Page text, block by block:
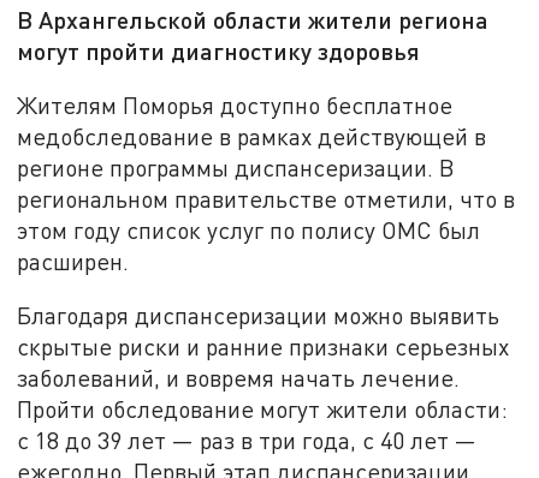
В Архангельской области жители региона
могут пройти диагностику здоровья
Жителям Поморья доступно бесплатное
медобследование в рамках действующей в
регионе программы диспансеризации. В
региональном правительстве отметили, что в
этом году список услуг по полису ОМС был
расширен.
Благодаря диспансеризации можно выявить
скрытые риски и ранние признаки серьезных
заболеваний, и вовремя начать лечение.
Пройти обследование могут жители области:
с 18 до 39 лет — раз в три года, с 40 лет —
ежегодно. Первый этап диспансеризации